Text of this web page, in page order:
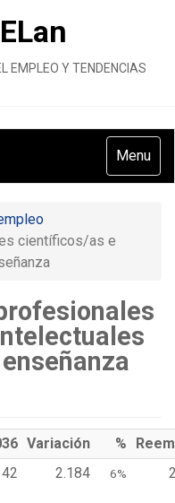
Lan
EMPLEO Y TENDENCIAS
Toggle
Menu
científicos/as e
Variación %
2.184 6%